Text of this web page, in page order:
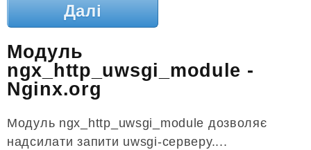
Далі
Модуль
ngx_http_uwsgi_module -
Nginx.org
Модуль ngx_http_uwsgi_module дозволяє
надсилати запити uwsgi-серверу....